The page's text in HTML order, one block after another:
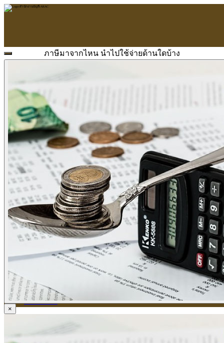
ARAC
ข้อมูลบริษัท
บริการ
บริการด้านใบอนุญาต
รับจัดทำบัญชี
ตรวจสอบบัญชี
บริการวางระบบบัญชี
ที่ปรึกษาวางแผนภาษีอากร
จัดทำเงินเดือน
จดทะเบียนธุรกิจ
บริการ E-Filing
ข่าวสารบัญชี
ข่าวภาษี
ข่าวบัญชี
ข่าวธุรกิจ
ข่าวไอที
ติดต่อเรา
ภาษีมาจากไหน นำไปใช้จ่ายด้านใดบ้าง
×